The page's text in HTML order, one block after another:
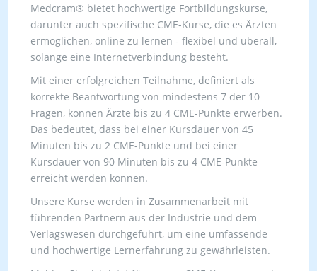
Medcram® bietet hochwertige Fortbildungskurse,
darunter auch spezifische CME-Kurse, die es Ärzten
ermöglichen, online zu lernen - flexibel und überall,
solange eine Internetverbindung besteht.
Mit einer erfolgreichen Teilnahme, definiert als
korrekte Beantwortung von mindestens 7 der 10
Fragen, können Ärzte bis zu 4 CME-Punkte erwerben.
Das bedeutet, dass bei einer Kursdauer von 45
Minuten bis zu 2 CME-Punkte und bei einer
Kursdauer von 90 Minuten bis zu 4 CME-Punkte
erreicht werden können.
Unsere Kurse werden in Zusammenarbeit mit
führenden Partnern aus der Industrie und dem
Verlagswesen durchgeführt, um eine umfassende
und hochwertige Lernerfahrung zu gewährleisten.